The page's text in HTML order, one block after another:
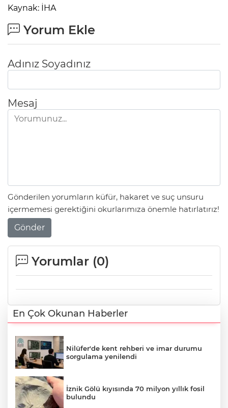
Kaynak: İHA
Yorum Ekle
Adınız Soyadınız
Mesaj
Gönderilen yorumların küfür, hakaret ve suç unsuru
içermemesi gerektiğini okurlarımıza önemle hatırlatırız!
Gönder
Yorumlar (0)
En Çok Okunan Haberler
Nilüfer'de kent rehberi ve imar durumu
sorgulama yenilendi
İznik Gölü kıyısında 70 milyon yıllık fosil
bulundu